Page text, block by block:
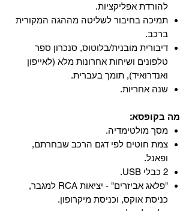
להורדת אפליקציות.
‏תמיכה בחיבור לשליטה מההגה המקורית
ברכב.
‏דיבורית מובנית/בלוטוס, ‏סנכרון ספר
טלפונים ושיחות אחרונות מלא (לאייפון
ואנדרואיד), תומך בעברית.
שנה אחריות.
מה בקופסא:
מסך מולטימדיה.
צמת חוטים לפי דגם הרכב שבחרתם,
ופאנל.
2 כבלי USB.
"פלאג אביזרים" - יציאות RCA למגבר,
כניסת אוקס, וכניסת מיקרופון.